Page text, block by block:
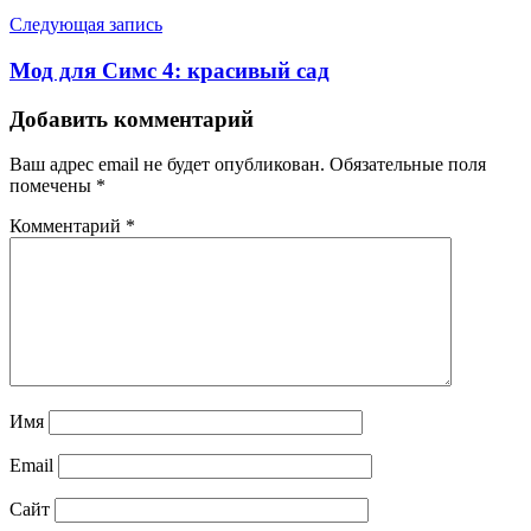
Следующая запись
Мод для Симс 4: красивый сад
Добавить комментарий
Ваш адрес email не будет опубликован. Обязательные поля
помечены *
Комментарий *
Имя
Email
Сайт